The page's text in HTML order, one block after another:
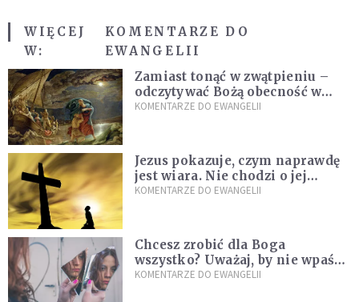
WIĘCEJ
W:
KOMENTARZE DO
EWANGELII
Zamiast tonąć w zwątpieniu –
odczytywać Bożą obecność w
burzach codziennego życia
KOMENTARZE DO EWANGELII
Jezus pokazuje, czym naprawdę
jest wiara. Nie chodzi o jej
wielkość
KOMENTARZE DO EWANGELII
Chcesz zrobić dla Boga
wszystko? Uważaj, by nie wpaść
w groźną pułapkę
KOMENTARZE DO EWANGELII